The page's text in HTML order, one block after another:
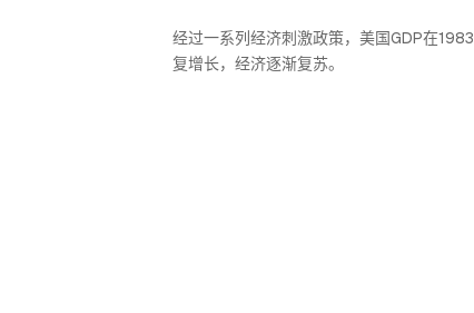
经过一系列经济刺激政策，美国GDP在
复增长，经济逐渐复苏。